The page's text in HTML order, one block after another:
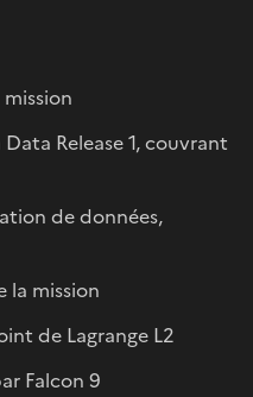
Release 1, couvrant
de données,
la mission
de Lagrange L2
Falcon 9